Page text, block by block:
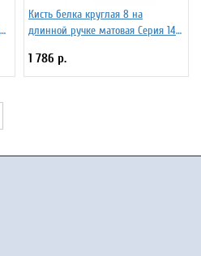
Кисть белка круглая 8 на
длинной ручке матовая Серия 1417
1 786 р.